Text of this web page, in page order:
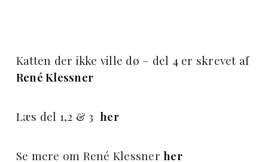
Katten der ikke ville dø – del 4 er skrevet af
René Klessner
Læs del 1,2 & 3her
Se mere om René Klessnerher